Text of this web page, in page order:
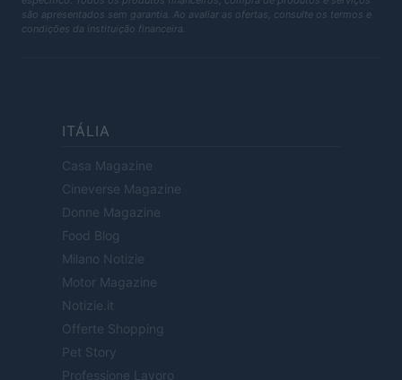
são apresentados sem garantia. Ao avaliar as ofertas, consulte os termos e
condições da instituição financeira.
ITÁLIA
Casa Magazine
Cineverse Magazine
Donne Magazine
Food Blog
Milano Notizie
Motor Magazine
Notizie.it
Offerte Shopping
Pet Story
Professione Lavoro